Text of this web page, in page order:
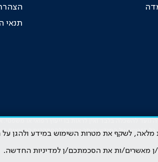
תנאי
כל הזכויות על המידע באתר שייכות להסתדרות הרפואית
מלאה, לשקף את מטרות השימוש במידע ולהגן
ן מאשרים/ות את הסכמתכם/ן למדיניות החדשה.